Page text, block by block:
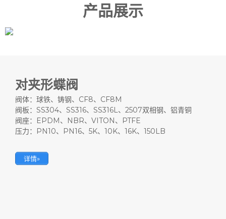
产品展示
对夹形蝶阀
阀体：球铁、铸钢、CF8、CF8M
阀板：SS304、SS316、SS316L、2507双相钢、铝青铜
阀座：EPDM、NBR、VITON、PTFE
压力：PN10、PN16、5K、10K、16K、150LB
详情»